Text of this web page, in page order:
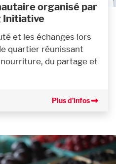
organisé par
Initiative
et les échanges lors
quartier réunissant
du partage et
Plus d’infos